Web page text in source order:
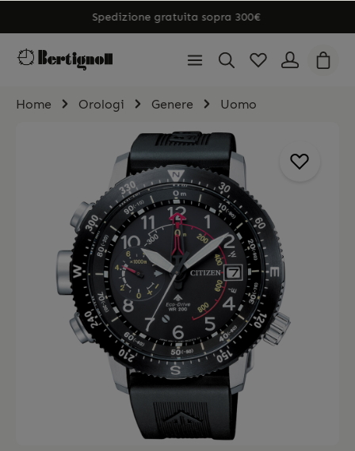
Spedizione gratuita sopra 300€
Home Orologi Genere Uomo